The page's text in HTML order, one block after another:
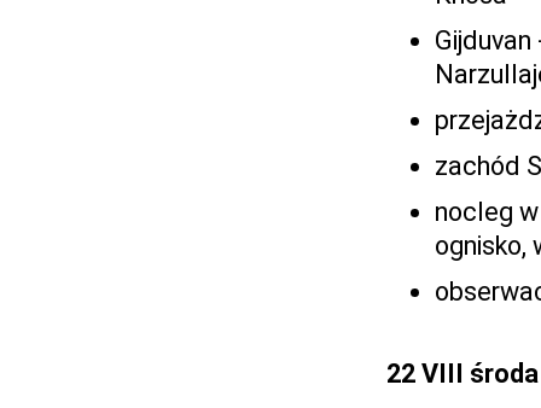
zachód
nocleg
ognisko,
22 VIII środa